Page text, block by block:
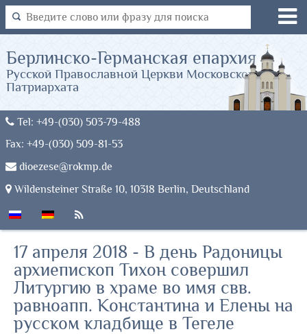
Tel: +49-(030) 503-79-488
Fax: +49-(030) 509-81-53
dioezese@rokmp.de
Wildensteiner Straße 10, 10318 Berlin, Deutschland
Берлинско-Германская епархия
Русской Православной Церкви Московского
Патриархата
17 апреля 2018 - В день Радоницы
архиепископ Тихон совершил
Литургию в храме во имя свв.
равноапп. Константина и Елены на
русском кладбище в Тегеле